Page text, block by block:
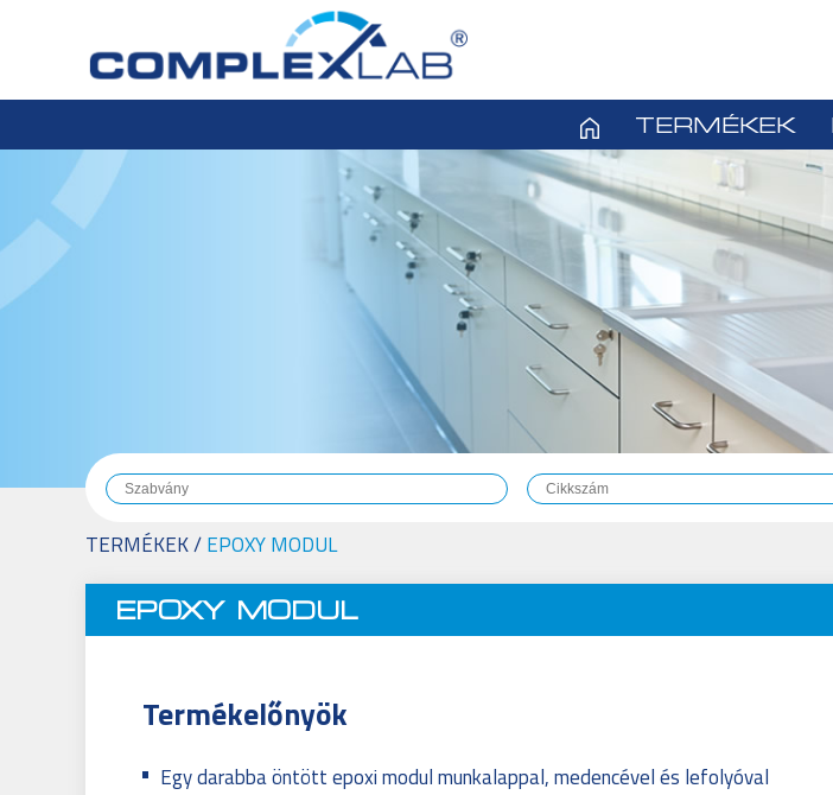
TERMÉKEK
TERMÉKEK/EPOXY MODUL
EPOXY MODUL
Termékelőnyök
Egy darabba öntött epoxi modul munkalappal, medencével és lefolyóval